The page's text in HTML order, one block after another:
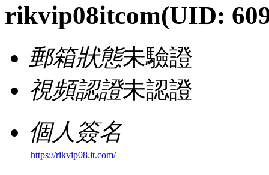
rikvip08itcom(UID:
郵箱狀態未驗證
視頻認證未認證
個人簽名
https://rikvip08.it.com/